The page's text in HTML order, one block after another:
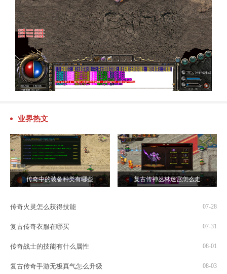
业界热文
传奇中的装备种类有哪些 复古传神丛林迷宫怎么走
传奇火灵怎么获得技能 07-28
复古传奇衣服在哪买 07-31
传奇战士的技能有什么属性 08-01
复古传奇手游无极真气怎么升级 08-03